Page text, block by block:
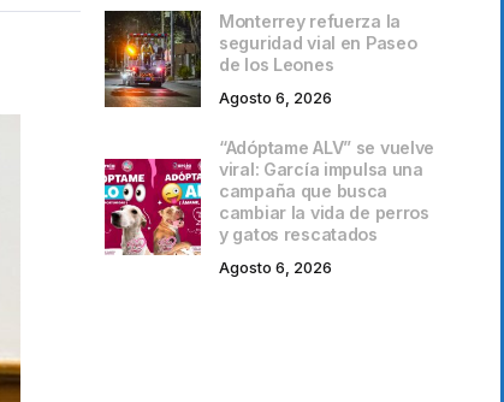
Monterrey refuerza la
seguridad vial en Paseo
de los Leones
Agosto 6, 2026
“Adóptame ALV” se vuelve
viral: García impulsa una
campaña que busca
cambiar la vida de perros
y gatos rescatados
Agosto 6, 2026